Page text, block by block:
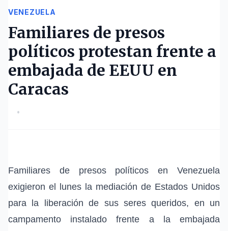
VENEZUELA
Familiares de presos
políticos protestan frente a
embajada de EEUU en
Caracas
•
Familiares de presos políticos en Venezuela
exigieron el lunes la mediación de Estados Unidos
para la liberación de sus seres queridos, en un
campamento instalado frente a la embajada